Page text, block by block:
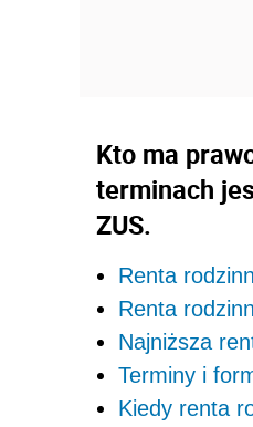
Kto ma
terminach
ZUS.
Renta
Renta
Najniższa
Terminy i
Kiedy renta